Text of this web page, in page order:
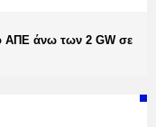
ΑΠΕ άνω των 2 GW σε